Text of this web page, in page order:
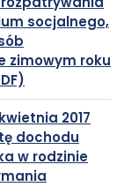
karcie
socjalnego,
zimowym roku
PDF
się
w
nowej
karcie
2017
dochodu
w rodzinie